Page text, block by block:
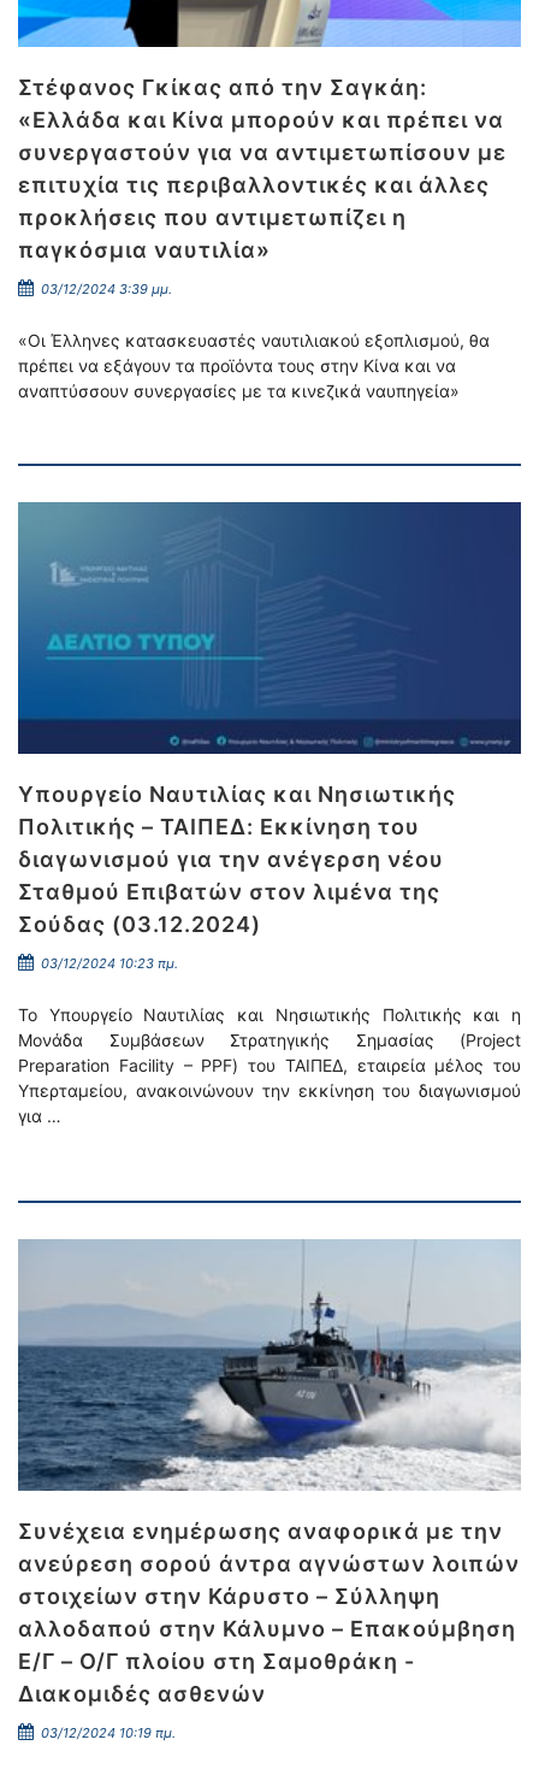
Στέφανος Γκίκας από την Σαγκάη:
«Ελλάδα και Κίνα μπορούν και πρέπει να
συνεργαστούν για να αντιμετωπίσουν με
επιτυχία τις περιβαλλοντικές και άλλες
προκλήσεις που αντιμετωπίζει η
παγκόσμια ναυτιλία»
03/12/2024 3:39 μμ.
«Οι Έλληνες κατασκευαστές ναυτιλιακού εξοπλισμού, θα
πρέπει να εξάγουν τα προϊόντα τους στην Κίνα και να
αναπτύσσουν συνεργασίες με τα κινεζικά ναυπηγεία»
Υπουργείο Ναυτιλίας και Νησιωτικής
Πολιτικής – ΤΑΙΠΕΔ: Εκκίνηση του
διαγωνισμού για την ανέγερση νέου
Σταθμού Επιβατών στον λιμένα της
Σούδας (03.12.2024)
03/12/2024 10:23 πμ.
Το Υπουργείο Ναυτιλίας και Νησιωτικής Πολιτικής και η
Μονάδα Συμβάσεων Στρατηγικής Σημασίας (Project
Preparation Facility – PPF) του ΤΑΙΠΕΔ, εταιρεία μέλος του
Υπερταμείου, ανακοινώνουν την εκκίνηση του διαγωνισμού
για …
Συνέχεια ενημέρωσης αναφορικά με την
ανεύρεση σορού άντρα αγνώστων λοιπών
στοιχείων στην Κάρυστο – Σύλληψη
αλλοδαπού στην Κάλυμνο – Επακούμβηση
Ε/Γ – Ο/Γ πλοίου στη Σαμοθράκη -
Διακομιδές ασθενών
03/12/2024 10:19 πμ.